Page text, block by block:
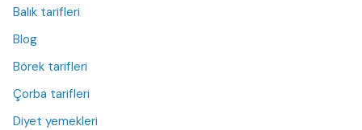
Balık tarifleri
Blog
Börek tarifleri
Çorba tarifleri
Diyet yemekleri